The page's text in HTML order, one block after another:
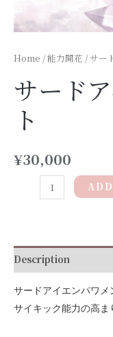
Home /能力開花 / サー
サード
ト
¥30,000
Description
サードアイエンパワメ
サイキック能力の高ま